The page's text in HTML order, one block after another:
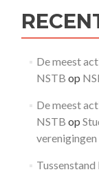
De meest
NSTB op
De meest
NSTB op